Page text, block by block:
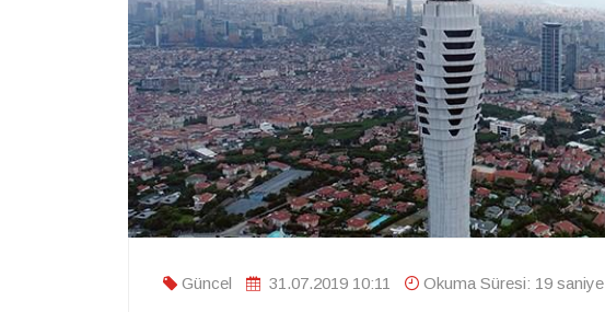
Güncel 31.07.2019 10:11 Okuma Süresi: 19 saniye